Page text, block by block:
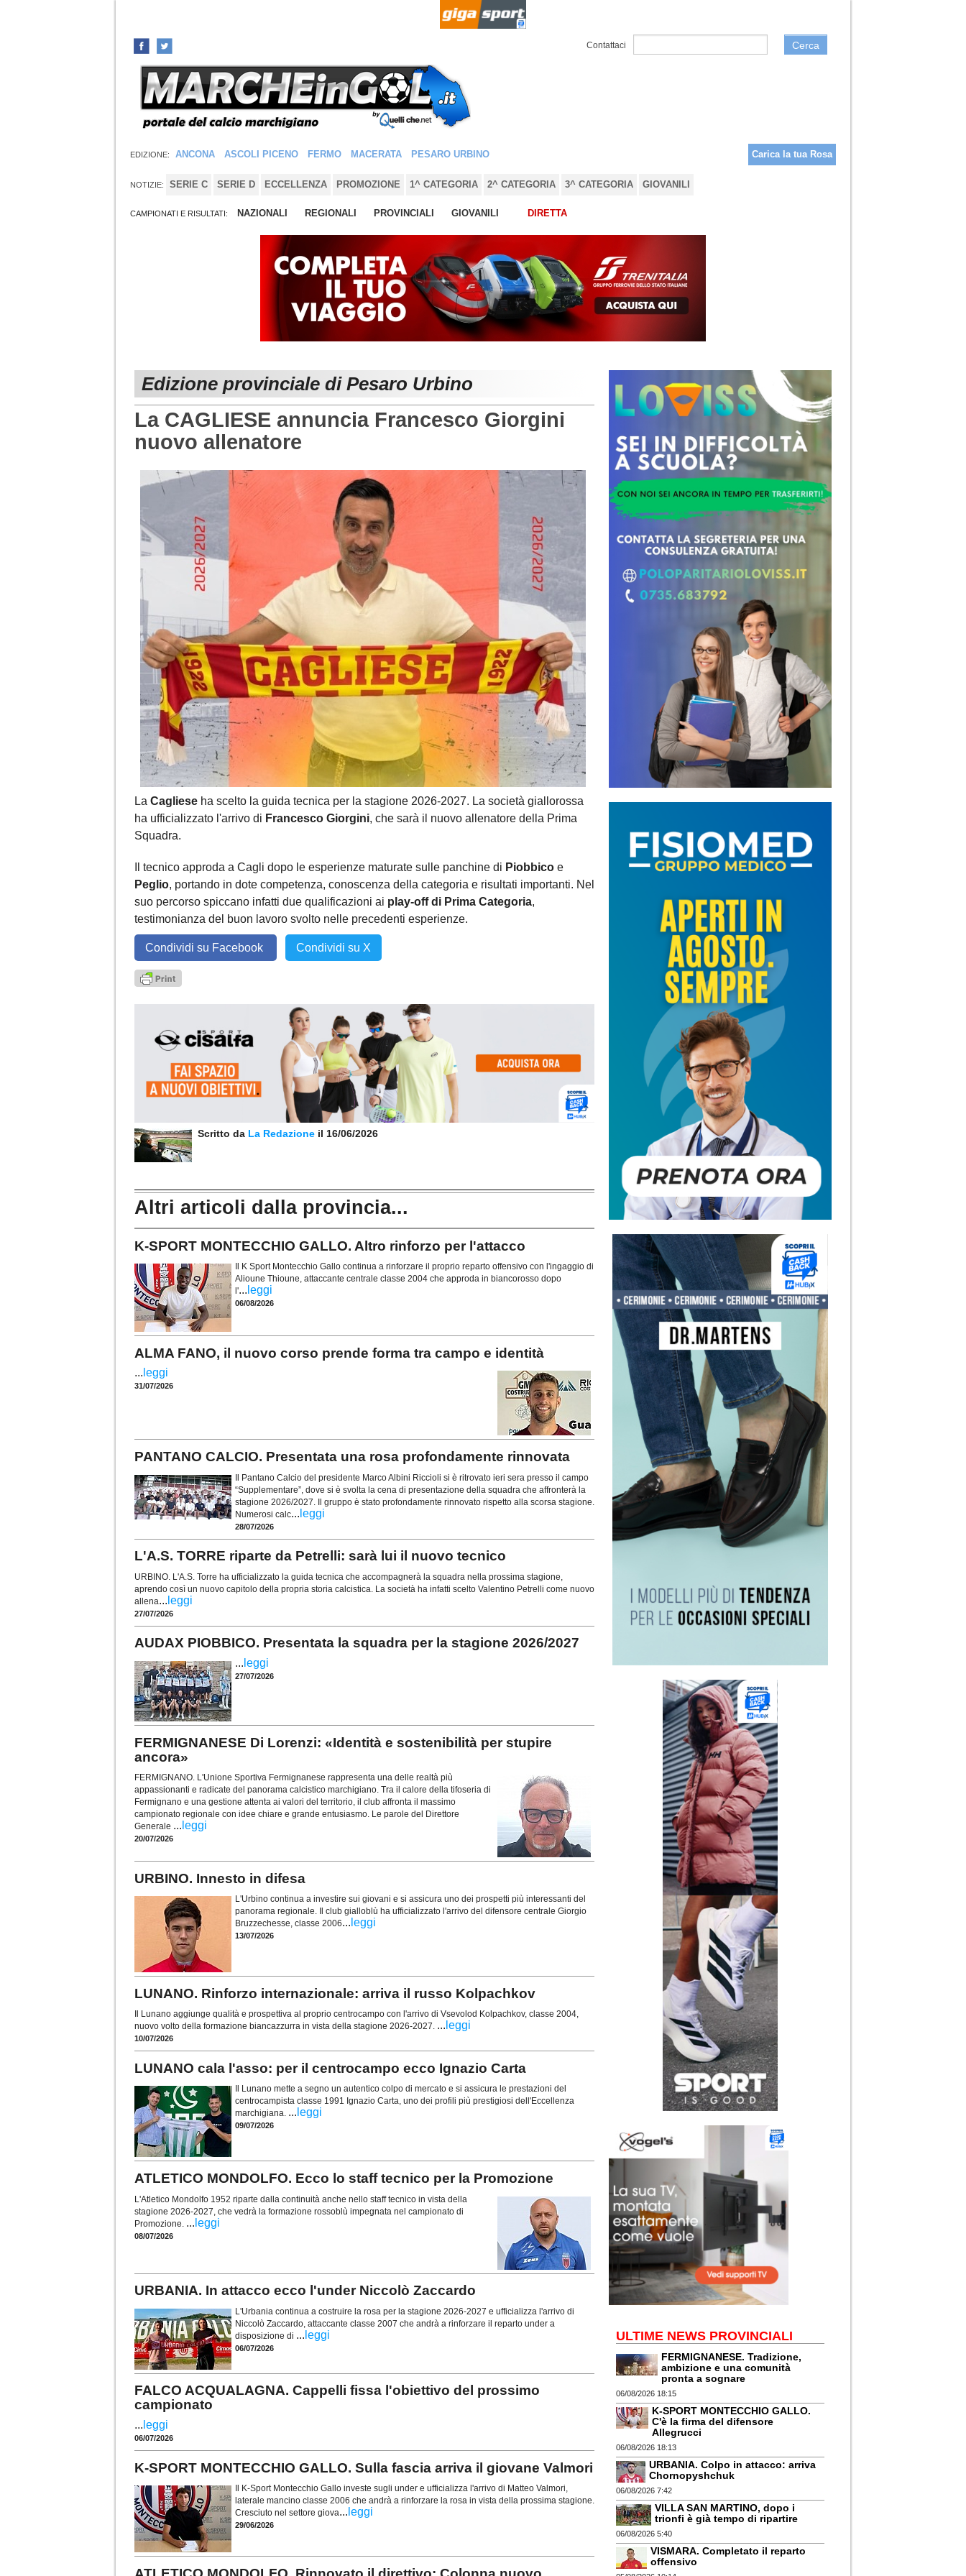
Contattaci Cerca
EDIZIONE: ANCONA ASCOLI PICENO FERMO MACERATA PESARO URBINO Carica la tua Rosa
NOTIZIE: SERIE C SERIE D ECCELLENZA PROMOZIONE 1^ CATEGORIA 2^ CATEGORIA 3^ CATEGORIA GIOVANILI
CAMPIONATI E RISULTATI: NAZIONALI REGIONALI PROVINCIALI GIOVANILI DIRETTA
Edizione provinciale di Pesaro Urbino
La CAGLIESE annuncia Francesco Giorgini
nuovo allenatore
La Cagliese ha scelto la guida tecnica per la stagione 2026-2027. La società giallorossa
ha ufficializzato l'arrivo di Francesco Giorgini, che sarà il nuovo allenatore della Prima
Squadra.
Il tecnico approda a Cagli dopo le esperienze maturate sulle panchine di Piobbico e
Peglio, portando in dote competenza, conoscenza della categoria e risultati importanti. Nel
suo percorso spiccano infatti due qualificazioni ai play-off di Prima Categoria,
testimonianza del buon lavoro svolto nelle precedenti esperienze.
Condividi su Facebook Condividi su X
Scritto da La Redazione il 16/06/2026
Altri articoli dalla provincia...
K-SPORT MONTECCHIO GALLO. Altro rinforzo per l'attacco
Il K Sport Montecchio Gallo continua a rinforzare il proprio reparto offensivo con l'ingaggio di
Alioune Thioune, attaccante centrale classe 2004 che approda in biancorosso dopo
l'... leggi
06/08/2026
ALMA FANO, il nuovo corso prende forma tra campo e identità
... leggi
31/07/2026
PANTANO CALCIO. Presentata una rosa profondamente rinnovata
Il Pantano Calcio del presidente Marco Albini Riccioli si è ritrovato ieri sera presso il campo
“Supplementare”, dove si è svolta la cena di presentazione della squadra che affronterà la
stagione 2026/2027. Il gruppo è stato profondamente rinnovato rispetto alla scorsa stagione.
Numerosi calc... leggi
28/07/2026
L'A.S. TORRE riparte da Petrelli: sarà lui il nuovo tecnico
URBINO. L'A.S. Torre ha ufficializzato la guida tecnica che accompagnerà la squadra nella prossima stagione,
aprendo così un nuovo capitolo della propria storia calcistica. La società ha infatti scelto Valentino Petrelli come nuovo
allena... leggi
27/07/2026
AUDAX PIOBBICO. Presentata la squadra per la stagione 2026/2027
... leggi
27/07/2026
FERMIGNANESE Di Lorenzi: «Identità e sostenibilità per stupire
ancora»
FERMIGNANO. L'Unione Sportiva Fermignanese rappresenta una delle realtà più
appassionanti e radicate del panorama calcistico marchigiano. Tra il calore della tifoseria di
Fermignano e una gestione attenta ai valori del territorio, il club affronta il massimo
campionato regionale con idee chiare e grande entusiasmo. Le parole del Direttore
Generale ... leggi
20/07/2026
URBINO. Innesto in difesa
L'Urbino continua a investire sui giovani e si assicura uno dei prospetti più interessanti del
panorama regionale. Il club gialloblù ha ufficializzato l'arrivo del difensore centrale Giorgio
Bruzzechesse, classe 2006... leggi
13/07/2026
LUNANO. Rinforzo internazionale: arriva il russo Kolpachkov
Il Lunano aggiunge qualità e prospettiva al proprio centrocampo con l'arrivo di Vsevolod Kolpachkov, classe 2004,
nuovo volto della formazione biancazzurra in vista della stagione 2026-2027. ... leggi
10/07/2026
LUNANO cala l'asso: per il centrocampo ecco Ignazio Carta
Il Lunano mette a segno un autentico colpo di mercato e si assicura le prestazioni del
centrocampista classe 1991 Ignazio Carta, uno dei profili più prestigiosi dell'Eccellenza
marchigiana. ... leggi
09/07/2026
ATLETICO MONDOLFO. Ecco lo staff tecnico per la Promozione
L'Atletico Mondolfo 1952 riparte dalla continuità anche nello staff tecnico in vista della
stagione 2026-2027, che vedrà la formazione rossoblù impegnata nel campionato di
Promozione. ... leggi
08/07/2026
URBANIA. In attacco ecco l'under Niccolò Zaccardo
L'Urbania continua a costruire la rosa per la stagione 2026-2027 e ufficializza l'arrivo di
Niccolò Zaccardo, attaccante classe 2007 che andrà a rinforzare il reparto under a
disposizione di ... leggi
06/07/2026
FALCO ACQUALAGNA. Cappelli fissa l'obiettivo del prossimo
campionato
... leggi
06/07/2026
K-SPORT MONTECCHIO GALLO. Sulla fascia arriva il giovane Valmori
Il K-Sport Montecchio Gallo investe sugli under e ufficializza l'arrivo di Matteo Valmori,
laterale mancino classe 2006 che andrà a rinforzare la rosa in vista della prossima stagione.
Cresciuto nel settore giova... leggi
29/06/2026
ULTIME NEWS PROVINCIALI
FERMIGNANESE. Tradizione,
ambizione e una comunità
pronta a sognare
06/08/2026 18:15
K-SPORT MONTECCHIO GALLO.
C'è la firma del difensore
Allegrucci
06/08/2026 18:13
URBANIA. Colpo in attacco: arriva
Chornopyshchuk
06/08/2026 7:42
VILLA SAN MARTINO, dopo i
trionfi è già tempo di ripartire
06/08/2026 5:40
VISMARA. Completato il reparto
offensivo